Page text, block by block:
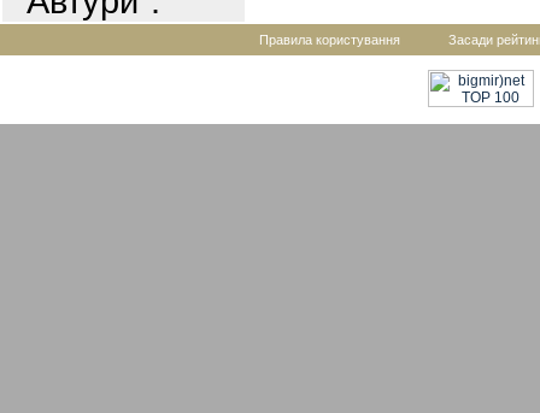
Правила користування Засади